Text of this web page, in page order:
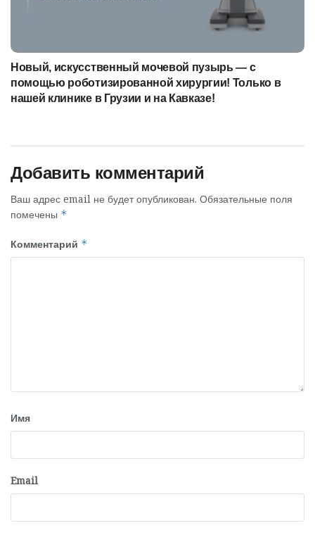
Новый, искусственный мочевой пузырь — с
помощью роботизированной хирургии! Только в
нашей клинике в Грузии и на Кавказе!
Добавить комментарий
Ваш адрес email не будет опубликован. Обязательные поля
помечены *
Комментарий *
Имя
Email